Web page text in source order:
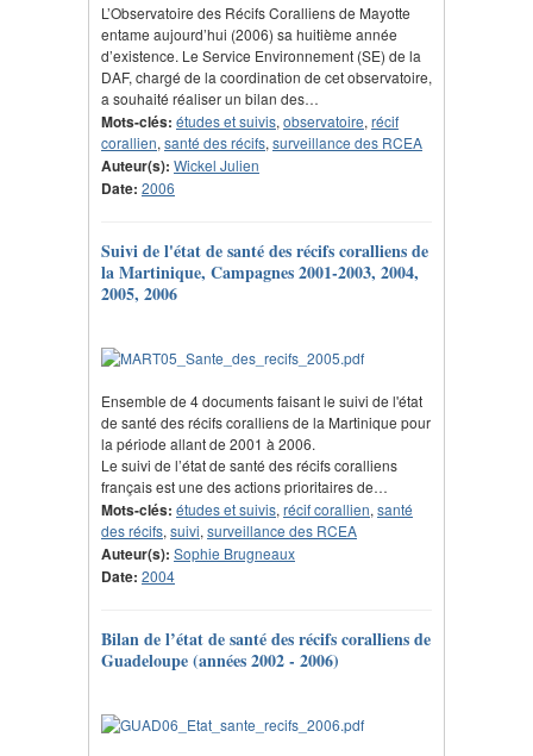
L’Observatoire des Récifs Coralliens de Mayotte
entame aujourd’hui (2006) sa huitième année
d’existence. Le Service Environnement (SE) de la
DAF, chargé de la coordination de cet observatoire,
a souhaité réaliser un bilan des…
Mots-clés: études et suivis, observatoire, récif
corallien, santé des récifs, surveillance des RCEA
Auteur(s): Wickel Julien
Date: 2006
Suivi de l'état de santé des récifs coralliens de
la Martinique, Campagnes 2001-2003, 2004,
2005, 2006
Ensemble de 4 documents faisant le suivi de l'état
de santé des récifs coralliens de la Martinique pour
la période allant de 2001 à 2006.
Le suivi de l’état de santé des récifs coralliens
français est une des actions prioritaires de…
Mots-clés: études et suivis, récif corallien, santé
des récifs, suivi, surveillance des RCEA
Auteur(s): Sophie Brugneaux
Date: 2004
Bilan de l’état de santé des récifs coralliens de
Guadeloupe (années 2002 - 2006)